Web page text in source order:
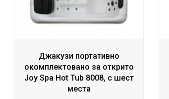
Джакузи портативно
окомплектовано за открито
Joy Spa Hot Tub 8008, с шест
места